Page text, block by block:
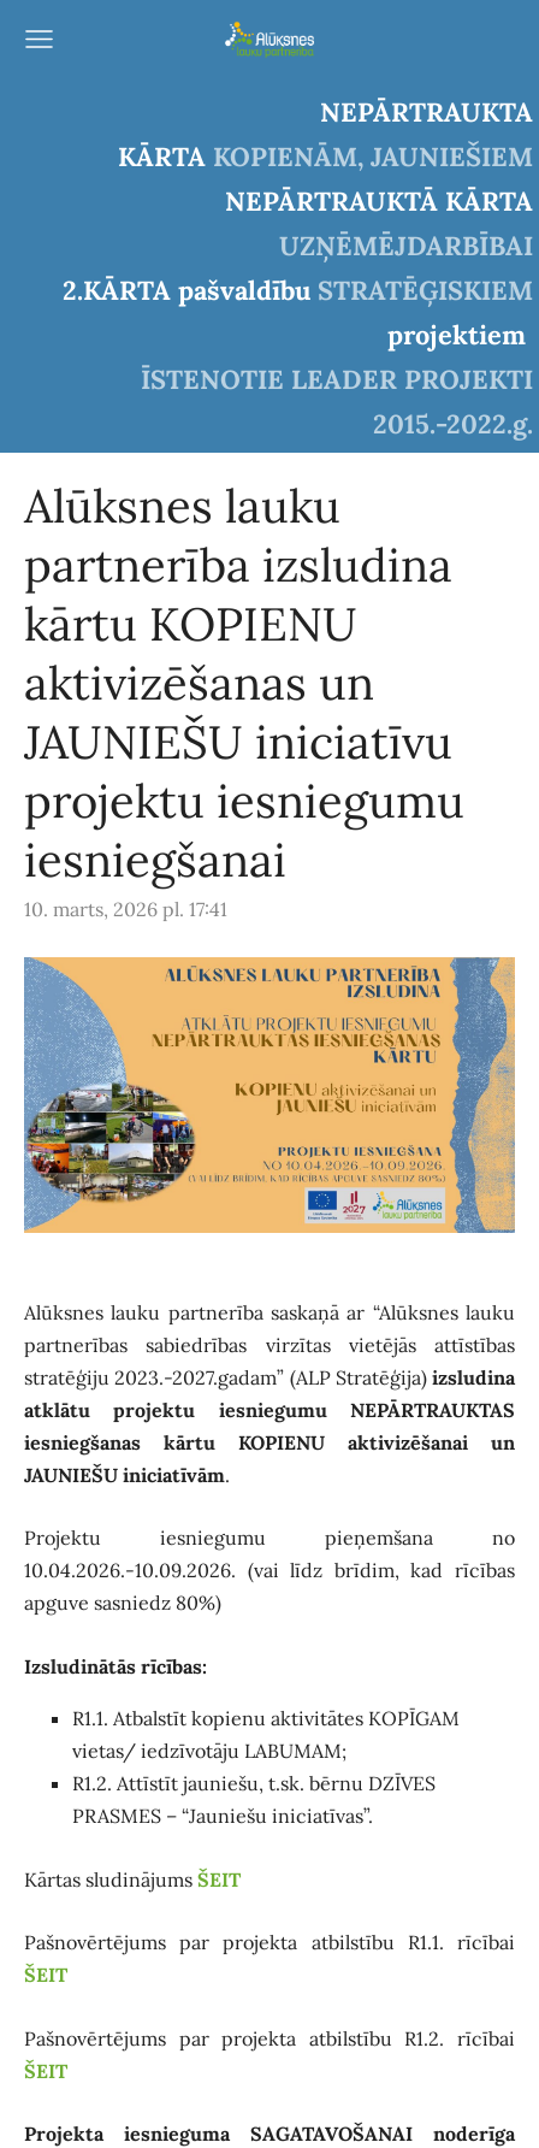
NEPĀRTRAUKTA
KĀRTA KOPIENĀM, JAUNIEŠIEM
NEPĀRTRAUKTĀ KĀRTA
UZŅĒMĒJDARBĪBAI
2.KĀRTA pašvaldību STRATĒĢISKIEM
projektiem
ĪSTENOTIE LEADER PROJEKTI
2015.-2022.g.
Alūksnes lauku
partnerība izsludina
kārtu KOPIENU
aktivizēšanas un
JAUNIEŠU iniciatīvu
projektu iesniegumu
iesniegšanai
10. marts, 2026 pl. 17:41
Alūksnes lauku partnerība saskaņā ar “Alūksnes lauku
partnerības sabiedrības virzītas vietējās attīstības
stratēģiju 2023.-2027.gadam” (ALP Stratēģija) izsludina
atklātu projektu iesniegumu NEPĀRTRAUKTAS
iesniegšanas kārtu KOPIENU aktivizēšanai un
JAUNIEŠU iniciatīvām.
Projektu iesniegumu pieņemšana no
10.04.2026.-10.09.2026. (vai līdz brīdim, kad rīcības
apguve sasniedz 80%)
Izsludinātās rīcības:
R1.1. Atbalstīt kopienu aktivitātes KOPĪGAM
vietas/ iedzīvotāju LABUMAM;
R1.2. Attīstīt jauniešu, t.sk. bērnu DZĪVES
PRASMES – “Jauniešu iniciatīvas”.
Kārtas sludinājums ŠEIT
Pašnovērtējums par projekta atbilstību R1.1. rīcībai
ŠEIT
Pašnovērtējums par projekta atbilstību R1.2. rīcībai
ŠEIT
Projekta iesnieguma SAGATAVOŠANAI noderīga